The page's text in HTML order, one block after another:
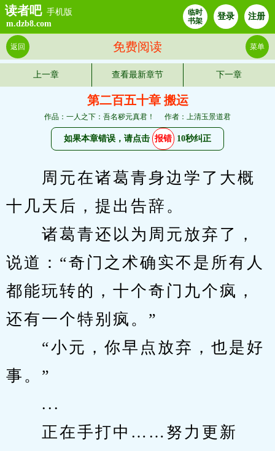
读者吧 手机版
m.dzb8.com
临时
书架
登录 注册
免费阅读
返回 菜单
上一章 查看最新章节 下一章
第二百五十章 搬运
作品：一人之下：吾名秽元真君！ 作者：上清玉景道君
如果本章错误，请点击 报错 10秒纠正
周元在诸葛青身边学了大概
十几天后，提出告辞。
诸葛青还以为周元放弃了，
说道：“奇门之术确实不是所有人
都能玩转的，十个奇门九个疯，
还有一个特别疯。”
“小元，你早点放弃，也是好
事。”
...
正在手打中……努力更新